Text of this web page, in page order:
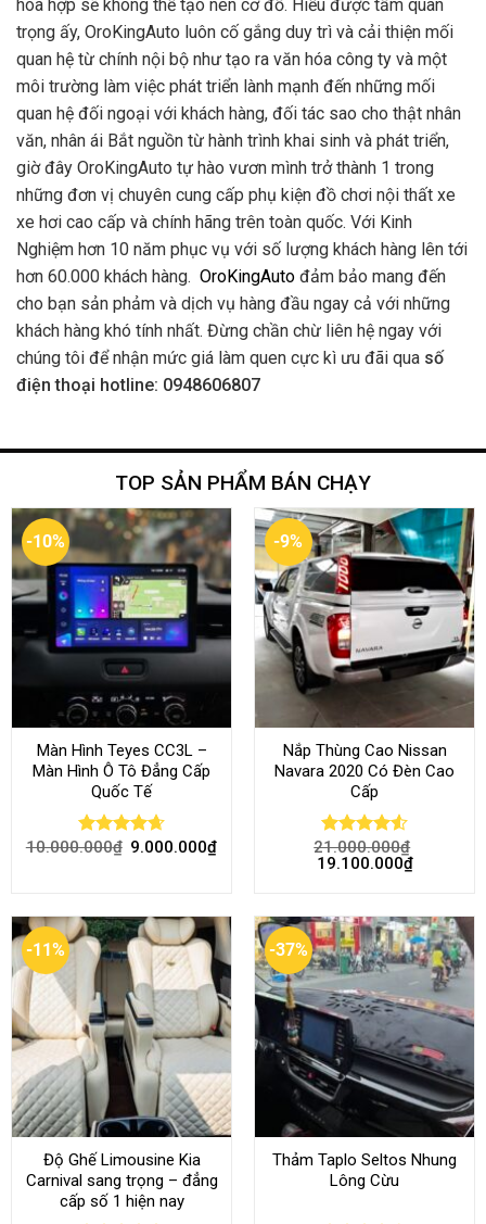
hòa hợp sẽ không thể tạo nên cơ đồ. Hiểu được tầm quan
trọng ấy, OroKingAuto luôn cố gắng duy trì và cải thiện mối
quan hệ từ chính nội bộ như tạo ra văn hóa công ty và một
môi trường làm việc phát triển lành mạnh đến những mối
quan hệ đối ngoại với khách hàng, đối tác sao cho thật nhân
văn, nhân ái Bắt nguồn từ hành trình khai sinh và phát triển,
giờ đây OroKingAuto tự hào vươn mình trở thành 1 trong
những đơn vị chuyên cung cấp phụ kiện đồ chơi nội thất xe
xe hơi cao cấp và chính hãng trên toàn quốc. Với Kinh
Nghiệm hơn 10 năm phục vụ với số lượng khách hàng lên tới
hơn 60.000 khách hàng. OroKingAuto đảm bảo mang đến
cho bạn sản phảm và dịch vụ hàng đầu ngay cả với những
khách hàng khó tính nhất. Đừng chần chừ liên hệ ngay với
chúng tôi để nhận mức giá làm quen cực kì ưu đãi qua số
điện thoại hotline: 0948606807
TOP SẢN PHẨM BÁN CHẠY
-10%
Màn Hình Teyes CC3L –
Màn Hình Ô Tô Đẳng Cấp
Quốc Tế
Rated 4.68
10.000.000₫ 9.000.000₫
-9%
Nắp Thùng Cao Nissan
Navara 2020 Có Đèn Cao
Cấp
Rated4.52
out of 5
21.000.000₫
19.100.000₫
-11%
Độ Ghế Limousine Kia
Carnival sang trọng – đẳng
cấp số 1 hiện nay
-37%
Thảm Taplo Seltos Nhung
Lông Cừu